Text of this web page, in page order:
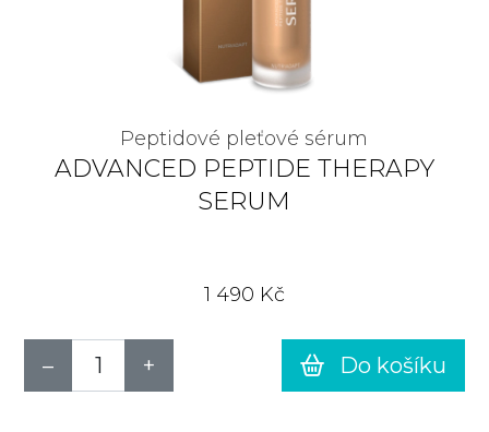
Peptidové pleťové sérum
ADVANCED PEPTIDE THERAPY
SERUM
1 490 Kč
Do košíku